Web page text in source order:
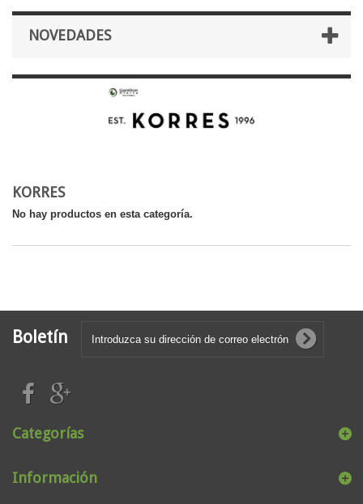
NOVEDADES
KORRES
No hay productos en esta categoría.
Boletín
Categorías
Información